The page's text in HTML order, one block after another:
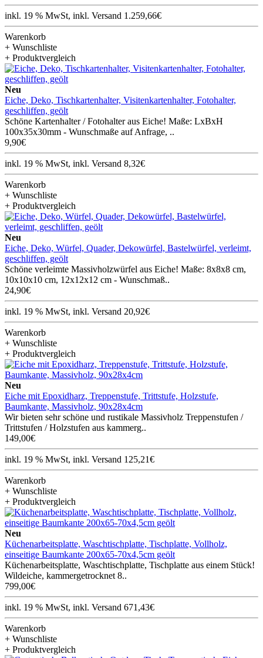
inkl. 19 % MwSt, inkl. Versand 1.259,66€
Warenkorb
+ Wunschliste
+ Produktvergleich
Neu
Eiche, Deko, Tischkartenhalter, Visitenkartenhalter, Fotohalter,
geschliffen, geölt
Schöne Kartenhalter / Fotohalter aus Eiche! Maße: LxBxH
100x35x30mm - Wunschmaße auf Anfrage, ..
9,90€
inkl. 19 % MwSt, inkl. Versand 8,32€
Warenkorb
+ Wunschliste
+ Produktvergleich
Neu
Eiche, Deko, Würfel, Quader, Dekowürfel, Bastelwürfel, verleimt,
geschliffen, geölt
Schöne verleimte Massivholzwürfel aus Eiche! Maße: 8x8x8 cm,
10x10x10 cm, 12x12x12 cm - Wunschmaß..
24,90€
inkl. 19 % MwSt, inkl. Versand 20,92€
Warenkorb
+ Wunschliste
+ Produktvergleich
Neu
Eiche mit Epoxidharz, Treppenstufe, Trittstufe, Holzstufe,
Baumkante, Massivholz, 90x28x4cm
Wir bieten sehr schöne und rustikale Massivholz Treppenstufen /
Trittstufen / Holzstufen aus kammerg..
149,00€
inkl. 19 % MwSt, inkl. Versand 125,21€
Warenkorb
+ Wunschliste
+ Produktvergleich
Neu
Küchenarbeitsplatte, Waschtischplatte, Tischplatte, Vollholz,
einseitige Baumkante 200x65-70x4,5cm geölt
Küchenarbeitsplatte, Waschtischplatte, Tischplatte aus einem Stück!
Wildeiche, kammergetrocknet 8..
799,00€
inkl. 19 % MwSt, inkl. Versand 671,43€
Warenkorb
+ Wunschliste
+ Produktvergleich